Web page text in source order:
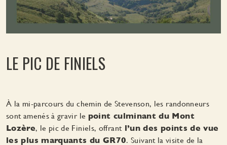
LE PIC DE FINIELS
À la mi-parcours du chemin de Stevenson, les randonneurs
sont amenés à gravir le point culminant du Mont
Lozère, le pic de Finiels, offrantl’un des points de vue
les plus marquants du GR70. Suivant la visite de la